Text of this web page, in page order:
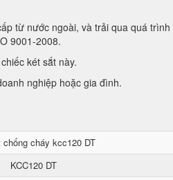
từ nước ngoài, và trải qua quá trình
9001-2008.
két sắt này.
nghiệp hoặc gia đình.
chống cháy kcc120 DT
KCC120 DT